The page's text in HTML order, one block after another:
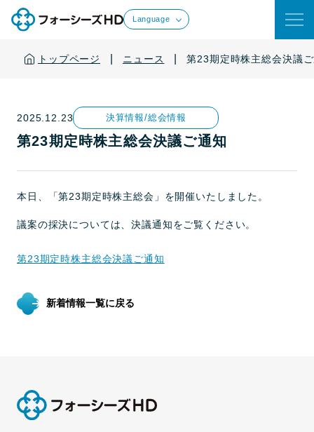
Language
トップページ ニュース 第23期定時株主総会決議
2025.12.23 決算情報/総会情報
第23期定時株主総会決議ご通知
本日、「第23期定時株主総会」を開催いたしました。
議案の採決については、決議通知をご覧ください。
第23期定時株主総会決議ご通知
新着情報一覧に戻る